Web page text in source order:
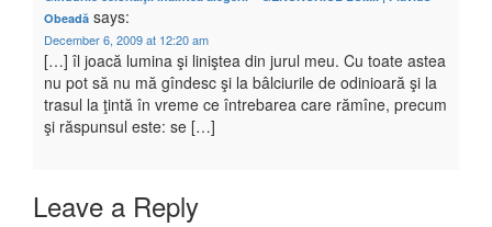
Obeadă says:
December 6, 2009 at 12:20 am
[…] îl joacă lumina şi liniştea din jurul meu. Cu toate astea
nu pot să nu mă gîndesc şi la bâlciurile de odinioară şi la
trasul la ţintă în vreme ce întrebarea care rămîne, precum
şi răspunsul este: se […]
Leave a Reply